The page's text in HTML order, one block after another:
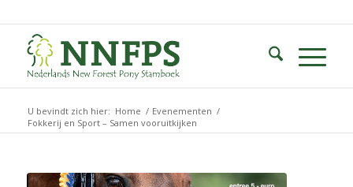
U bevindt zich hier: Home / Evenementen /
Fokkerij en Sport – Samen vooruitkijken